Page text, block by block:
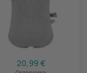
20,99 €